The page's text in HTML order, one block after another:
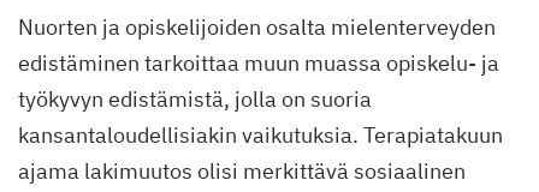
Nuorten ja opiskelijoiden osalta mielenterveyden
edistäminen tarkoittaa muun muassa opiskelu- ja
työkyvyn edistämistä, jolla on suoria
kansantaloudellisiakin vaikutuksia. Terapiatakuun
ajama lakimuutos olisi merkittävä sosiaalinen